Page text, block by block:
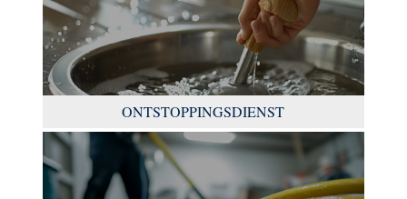
ONTSTOPPINGSDIENST